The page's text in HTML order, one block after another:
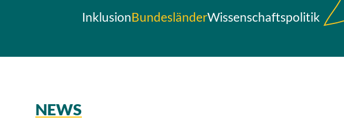
InklusionBundesländerWissenschaftspolitik
NEWS